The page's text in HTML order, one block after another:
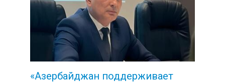
«Азербайджан поддерживает